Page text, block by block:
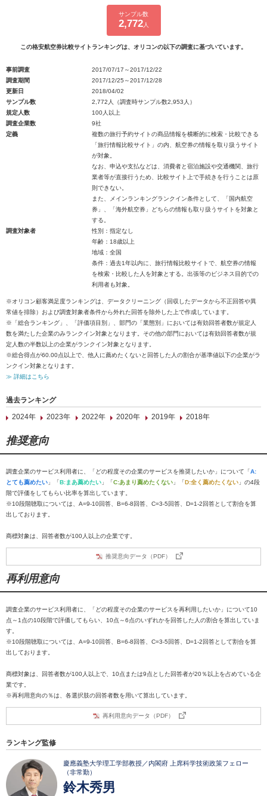
サンプル数
2,772人
この格安航空券比較サイトランキングは、オリコンの以下の調査に基づいています。
事前調査
2017/07/17～2017/12/22
調査期間
2017/12/25～2017/12/28
更新日
2018/04/02
サンプル数
2,772人（調査時サンプル数2,953人）
規定人数
100人以上
調査企業数
9社
定義
複数の旅行予約サイトの商品情報を横断的に検索・比較できる
「旅行情報比較サイト」の内、航空券の情報を取り扱うサイト
が対象。
なお、申込や支払などは、消費者と宿泊施設や交通機関、旅行
業者等が直接行うため、比較サイト上で手続きを行うことは原
則できない。
また、メインランキングランクイン条件として、「国内航空
券」、「海外航空券」どちらの情報も取り扱うサイトを対象と
する。
調査対象者
性別：指定なし
年齢：18歳以上
地域：全国
条件：過去1年以内に、旅行情報比較サイトで、航空券の情報
を検索・比較した人を対象とする。出張等のビジネス目的での
利用者も対象。
※オリコン顧客満足度ランキングは、データクリーニング（回収したデータから不正回答や異
常値を排除）および調査対象者条件から外れた回答を除外した上で作成しています。
※「総合ランキング」、「評価項目別」、部門の「業態別」においては有効回答者数が規定人
数を満たした企業のみランクイン対象となります。その他の部門においては有効回答者数が規
定人数の半数以上の企業がランクイン対象となります。
※総合得点が60.00点以上で、他人に薦めたくないと回答した人の割合が基準値以下の企業がラ
ンクイン対象となります。
≫ 詳細はこちら
過去ランキング
2024年
2023年 2022年 2020年 2019年 2018年
推奨意向
調査企業のサービス利用者に、「どの程度その企業のサービスを推奨したいか」について「A:
とても薦めたい 」「B:まあ薦めたい 」「C:あまり薦めたくない 」「D:全く薦めたくない 」の4段
階で評価をしてもらい比率を算出しています。
※10段階聴取については、A=9-10回答、B=6-8回答、C=3-5回答、D=1-2回答として割合を算
出しております。
商標対象は、回答者数が100人以上の企業です。
推奨意向データ（PDF）
再利用意向
調査企業のサービス利用者に、「どの程度その企業のサービスを再利用したいか」について10
点～1点の10段階で評価してもらい、10点～6点のいずれかを回答した人の割合を算出していま
す。
※10段階聴取については、A=9-10回答、B=6-8回答、C=3-5回答、D=1-2回答として割合を算
出しております。
商標対象は、回答者数が100人以上で、10点または9点とした回答者が20％以上を占めている企
業です。
※再利用意向の％は、各選択肢の回答者数を用いて算出しています。
再利用意向データ（PDF）
ランキング監修
慶應義塾大学理工学部教授／内閣府 上席科学技術政策フェロー
（非常勤）
鈴木秀男